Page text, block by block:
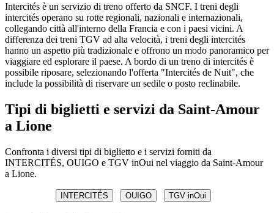
Intercités è un servizio di treno offerto da SNCF. I treni degli
intercités operano su rotte regionali, nazionali e internazionali,
collegando città all'interno della Francia e con i paesi vicini. A
differenza dei treni TGV ad alta velocità, i treni degli intercités
hanno un aspetto più tradizionale e offrono un modo panoramico per
viaggiare ed esplorare il paese. A bordo di un treno di intercités è
possibile riposare, selezionando l'offerta "Intercités de Nuit", che
include la possibilità di riservare un sedile o posto reclinabile.
Tipi di biglietti e servizi da Saint-Amour
a Lione
Confronta i diversi tipi di biglietto e i servizi forniti da
INTERCITÉS, OUIGO e TGV inOui nel viaggio da Saint-Amour
a Lione.
INTERCITÉS OUIGO TGV inOui